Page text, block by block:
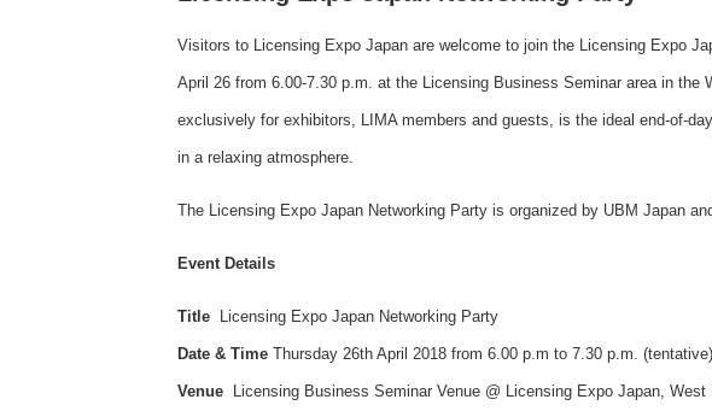
Visitors to Licensing Expo Japan are welcome to join the Licensing Expo
April 26 from 6.00-7.30 p.m. at the Licensing Business Seminar area in the
exclusively for exhibitors, LIMA members and guests, is the ideal end-of-
in a relaxing atmosphere.
The Licensing Expo Japan Networking Party is organized by UBM Japan
Event Details
Title Licensing Expo Japan Networking Party
Date & Time Thursday 26th April 2018 from 6.00 p.m to 7.30 p.m. (tentative)
Venue Licensing Business Seminar Venue @ Licensing Expo Japan,